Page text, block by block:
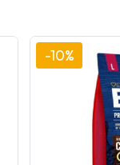
-10%